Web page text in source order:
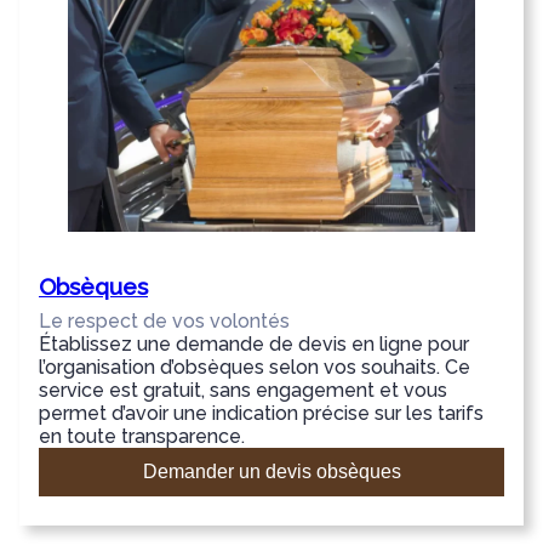
Obsèques
Le respect de vos volontés
Établissez une demande de devis en ligne pour
l’organisation d’obsèques selon vos souhaits. Ce
service est gratuit, sans engagement et vous
permet d’avoir une indication précise sur les tarifs
en toute transparence.
Demander un devis obsèques